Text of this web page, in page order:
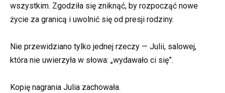
wszystkim. Zgodziła się zniknąć, by rozpocząć nowe
życie za granicą i uwolnić się od presji rodziny.
Nie przewidziano tylko jednej rzeczy — Julii, salowej,
która nie uwierzyła w słowa: „wydawało ci się”.
Kopię nagrania Julia zachowała.